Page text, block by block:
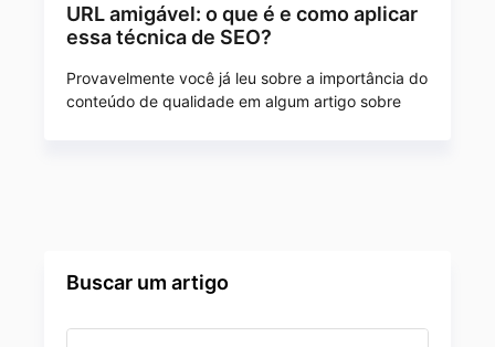
URL amigável: o que é e como aplicar
essa técnica de SEO?
Provavelmente você já leu sobre a importância do
conteúdo de qualidade em algum artigo sobre
Buscar um artigo